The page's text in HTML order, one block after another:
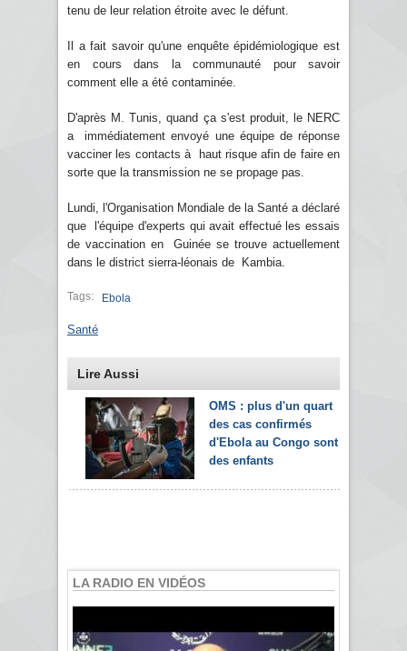
tenu de leur relation étroite avec le défunt.
Il a fait savoir qu'une enquête épidémiologique est
en cours dans la communauté pour savoir
comment elle a été contaminée.
D'après M. Tunis, quand ça s'est produit, le NERC
a immédiatement envoyé une équipe de réponse
vacciner les contacts à haut risque afin de faire en
sorte que la transmission ne se propage pas.
Lundi, l'Organisation Mondiale de la Santé a déclaré
que l'équipe d'experts qui avait effectué les essais
de vaccination en Guinée se trouve actuellement
dans le district sierra-léonais de Kambia.
Tags: Ebola
Santé
Lire Aussi
OMS : plus d'un quart
des cas confirmés
d'Ebola au Congo sont
des enfants
LA RADIO EN VIDÉOS